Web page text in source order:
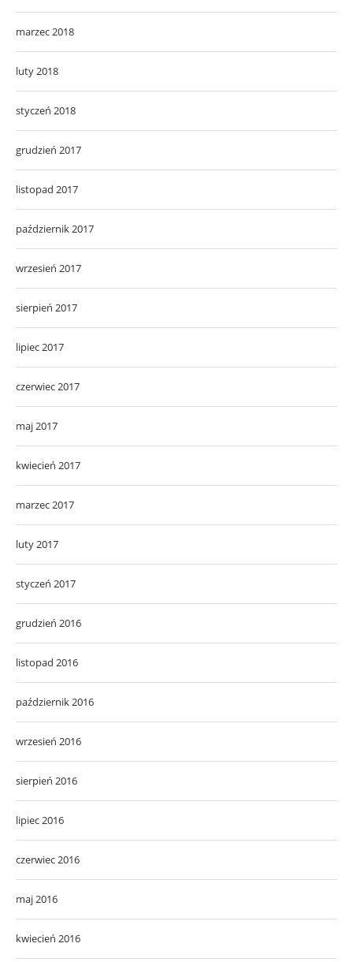
marzec 2018
luty 2018
styczeń 2018
grudzień 2017
listopad 2017
październik 2017
wrzesień 2017
sierpień 2017
lipiec 2017
czerwiec 2017
maj 2017
kwiecień 2017
marzec 2017
luty 2017
styczeń 2017
grudzień 2016
listopad 2016
październik 2016
wrzesień 2016
sierpień 2016
lipiec 2016
czerwiec 2016
maj 2016
kwiecień 2016